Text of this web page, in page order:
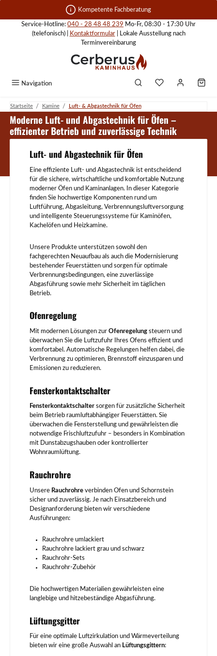
Zum Hauptinhalt springen Kompetente Fachberatung
Service-Hotline: 040 - 28 48 48 239 Mo-Fr, 08:30 - 17:30 Uhr
(telefonisch) |
Kontaktformular| Lokale Ausstellung nach
Terminvereinbarung
Navigation
Startseite / Kamine / Luft- & Abgastechnik für Öfen
Luft- & Abgastechnik für Öfen
Moderne Luft- und Abgastechnik für Öfen –
effizienter Betrieb und zuverlässige Technik
Luft- und Abgastechnik für Öfen
Eine effiziente Luft- und Abgastechnik ist entscheidend
für die sichere, wirtschaftliche und komfortable Nutzung
moderner Öfen und Kaminanlagen. In dieser Kategorie
finden Sie hochwertige Komponenten rund um
Luftführung, Abgasleitung, Verbrennungsluftversorgung
und intelligente Steuerungssysteme für Kaminöfen,
Kachelöfen und Heizkamine.
Unsere Produkte unterstützen sowohl den
fachgerechten Neuaufbau als auch die Modernisierung
bestehender Feuerstätten und sorgen für optimale
Verbrennungsbedingungen, eine zuverlässige
Abgasführung sowie mehr Sicherheit im täglichen
Betrieb.
Ofenregelung
Mit modernen Lösungen zur Ofenregelung steuern und
überwachen Sie die Luftzufuhr Ihres Ofens effizient und
komfortabel. Automatische Regelungen helfen dabei, die
Verbrennung zu optimieren, Brennstoff einzusparen und
Emissionen zu reduzieren.
Fensterkontaktschalter
Fensterkontaktschalter sorgen für zusätzliche Sicherheit
beim Betrieb raumluftabhängiger Feuerstätten. Sie
überwachen die Fensterstellung und gewährleisten die
notwendige Frischluftzufuhr – besonders in Kombination
mit Dunstabzugshauben oder kontrollierter
Wohnraumlüftung.
Rauchrohre
Unsere Rauchrohre verbinden Ofen und Schornstein
sicher und zuverlässig. Je nach Einsatzbereich und
Designanforderung bieten wir verschiedene
Ausführungen:
Rauchrohre umlackiert
Rauchrohre lackiert grau und schwarz
Rauchrohr-Sets
Rauchrohr-Zubehör
Die hochwertigen Materialien gewährleisten eine
langlebige und hitzebeständige Abgasführung.
Lüftungsgitter
Für eine optimale Luftzirkulation und Wärmeverteilung
bieten wir eine große Auswahl an Lüftungsgittern: